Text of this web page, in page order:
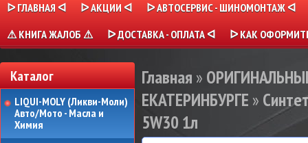
ᐅ ГЛАВНАЯ ᐊ ᐅ АКЦИИ ᐊ
ᐅ АВТОСЕРВИС - ШИНОМОНТАЖ ᐊ
⚠ КНИГА ЖАЛОБ ⚠
ᐅ ДОСТАВКА - ОПЛАТА ᐊ ᐅ КАК
Каталог
LIQUI-MOLY (Ликви-Моли)
Авто/Мото - Масла и
Химия
Главная »
ЕКАТЕРИНБУРГЕ »
5W30 1л